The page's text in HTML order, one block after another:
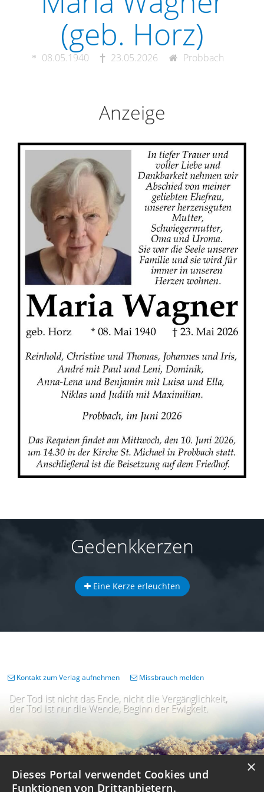
(geb. Horz)
08.05.1940 23.05.2026 Probbach
Anzeige
Gedenkkerzen
Eine Kerze erleuchten
Der Tod ist nicht das Ende, nicht die Vergänglichkeit,
der Tod ist nur die Wende, Beginn der Ewigkeit.
Kontakt zum Verlag aufnehmen Missbrauch melden
×
Dieses Portal verwendet Cookies und
Funktionen von Drittanbietern.